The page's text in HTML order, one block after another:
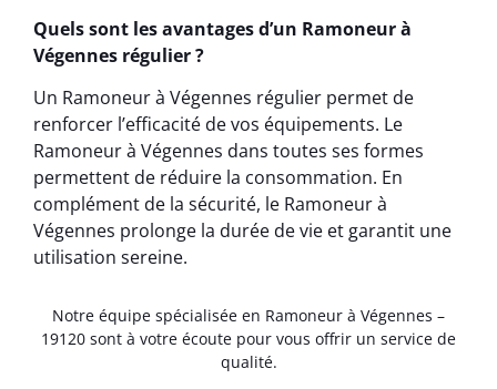
Quels sont les avantages d’un Ramoneur à
Végennes régulier ?
Un Ramoneur à Végennes régulier permet de
renforcer l’efficacité de vos équipements. Le
Ramoneur à Végennes dans toutes ses formes
permettent de réduire la consommation. En
complément de la sécurité, le Ramoneur à
Végennes prolonge la durée de vie et garantit une
utilisation sereine.
Notre équipe spécialisée en Ramoneur à Végennes –
19120 sont à votre écoute pour vous offrir un service de
qualité.